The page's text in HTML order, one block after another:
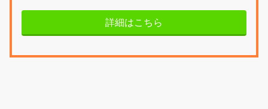
詳細はこちら